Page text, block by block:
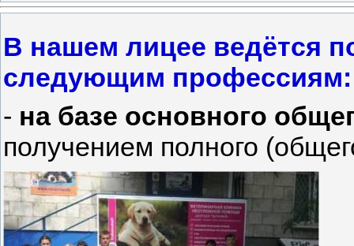
В нашем лицее ведётся
следующим профессиям:
- на базе основного
получением полного